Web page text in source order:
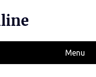
Menu